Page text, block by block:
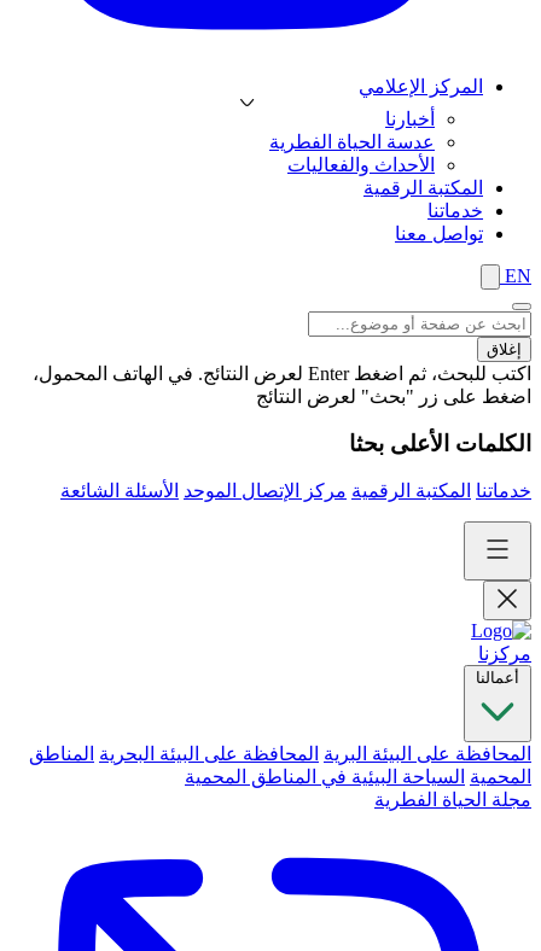
المركز الإعلامي
أخبارنا
عدسة الحياة الفطرية
الأحداث والفعاليات
المكتبة الرقمية
خدماتنا
تواصل معنا
EN
إغلاق
اكتب للبحث، ثم اضغط Enter لعرض النتائج. في الهاتف المحمول،
اضغط على زر "بحث" لعرض النتائج
الكلمات الأعلى بحثا
خدماتنا المكتبة الرقمية مركز الإتصال الموحد الأسئلة الشائعة
مركزنا
أعمالنا
المحافظة على البيئة البرية المحافظة على البيئة البحرية المناطق
المحمية السياحة البيئية في المناطق المحمية
مجلة الحياة الفطرية